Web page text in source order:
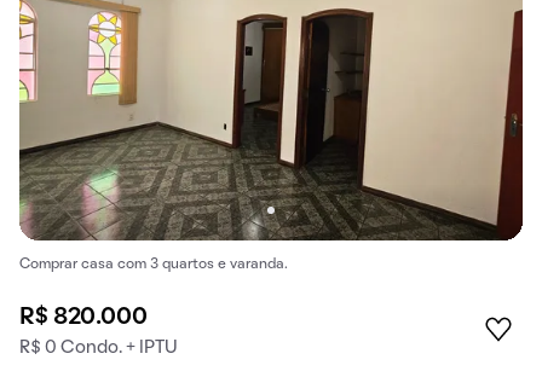
Comprar casa com 3 quartos e varanda.
R$ 820.000
R$ 0 Condo. + IPTU